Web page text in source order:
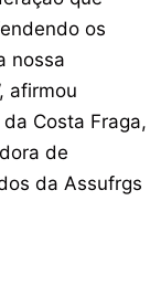
os
nossa
afirmou
Costa Fraga,
de
da Assufrgs